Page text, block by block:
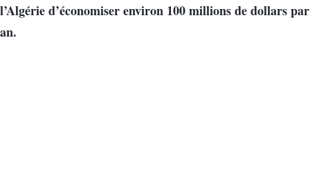
l’Algérie d’économiser environ 100 millions de dollars par
an.